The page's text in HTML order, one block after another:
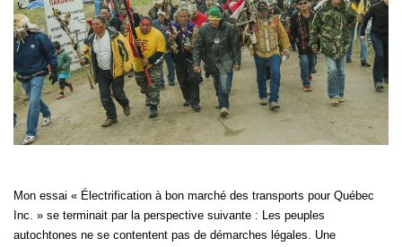
Mon essai « Électrification à bon marché des transports pour Québec
Inc. » se terminait par la perspective suivante : Les peuples
autochtones ne se contentent pas de démarches légales. Une